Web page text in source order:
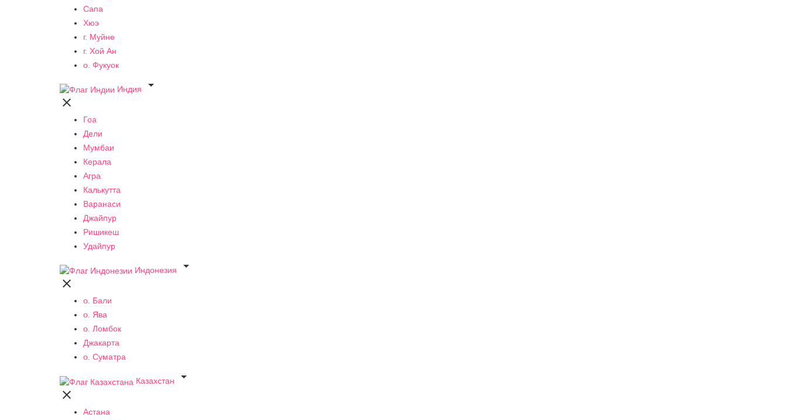
Сапа
Хюэ
г. Муйне
г. Хой Ан
о. Фукуок
Индия


Гоа
Дели
Мумбаи
Керала
Агра
Калькутта
Варанаси
Джайпур
Ришикеш
Удайпур
Индонезия


о. Бали
о. Ява
о. Ломбок
Джакарта
о. Суматра
Казахстан


Астана